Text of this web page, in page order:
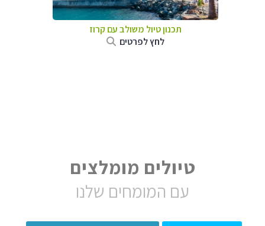
תכנון טיול משולב עם קרוז
לחץ לפרטים
טיולים מומלצים
עם המומחים שלנו